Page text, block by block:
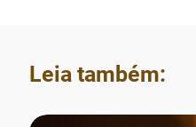
Leia também: